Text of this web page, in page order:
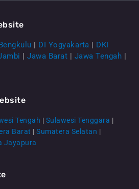
| DI Yogyakarta | DKI
| Jawa Barat | Jawa Tengah |
Tengah | Sulawesi Tenggara |
Barat | Sumatera Selatan |
Jayapura